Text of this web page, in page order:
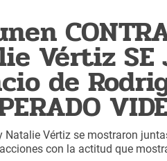
Vértiz SE
de
Natalie Vértiz se mostraron
con la actitud que